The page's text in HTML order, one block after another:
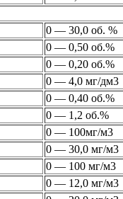
0 — 30,0 об. %
0 — 0,50 об.%
0 — 0,20 об.%
0 — 4,0 мг/дм3
0 — 0,40 об.%
0 — 1,2 об.%
0 — 100мг/м3
0 — 30,0 мг/м3
0 — 100 мг/м3
0 — 12,0 мг/м3